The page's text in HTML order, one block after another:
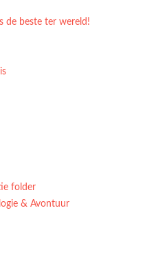
de beste ter wereld!
folder
& Avontuur